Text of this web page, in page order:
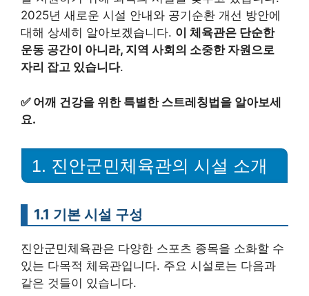
2025년 새로운 시설 안내와 공기순환 개선 방안에
대해 상세히 알아보겠습니다. 이 체육관은 단순한
운동 공간이 아니라, 지역 사회의 소중한 자원으로
자리 잡고 있습니다.
✅ 어깨 건강을 위한 특별한 스트레칭법을 알아보세
요.
1. 진안군민체육관의 시설 소개
1.1 기본 시설 구성
진안군민체육관은 다양한 스포츠 종목을 소화할 수
있는 다목적 체육관입니다. 주요 시설로는 다음과
같은 것들이 있습니다.